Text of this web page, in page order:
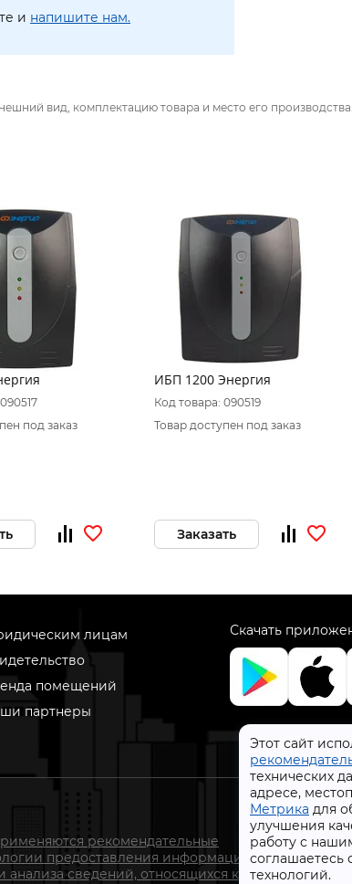
Этот сайт
технических
адресе,
Метрика для
улучшения
работу с
соглашаетесь
технологий.
и напишите нам.
вид, комплектацию товара и место его
под заказ
ИБП 1200 Энергия
Код товара: 090519
Товар доступен под заказ
Заказать
лицам
помещений
партнеры
Скачать
рекомендательные
предоставления информации
анализа сведений, относящихся к
СтройлоН
Публичная